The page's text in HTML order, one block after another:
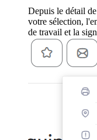
Depuis le détail
votre sélection,
de travail et la